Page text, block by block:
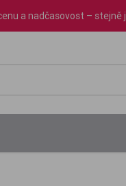
a nadčasovost – stejně